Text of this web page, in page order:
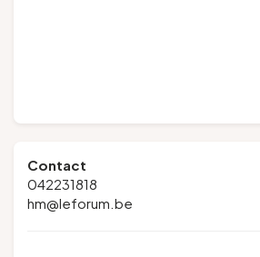
Contact
042231818
hm@leforum.be